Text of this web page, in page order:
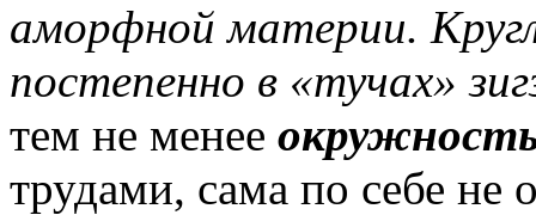
аморфной материи.
постепенно в «тучах»
тем не менее
трудами, сама по себе не